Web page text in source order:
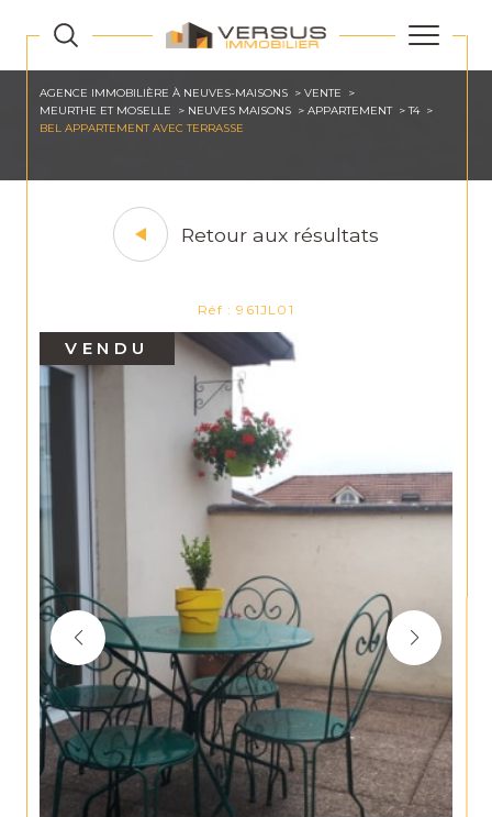
AGENCE IMMOBILIÈRE À NEUVES-MAISONS
VENTE
MEURTHE ET MOSELLE
NEUVES MAISONS APPARTEMENT
T4
BEL APPARTEMENT AVEC TERRASSE
Retour aux résultats
Réf : 961JL01
VENDU